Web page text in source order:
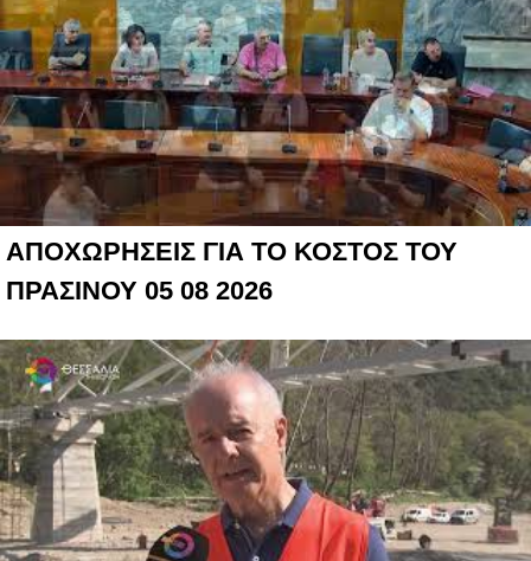
ΑΠΟΧΩΡΗΣΕΙΣ ΓΙΑ ΤΟ ΚΟΣΤΟΣ ΤΟΥ
ΠΡΑΣΙΝΟΥ 05 08 2026